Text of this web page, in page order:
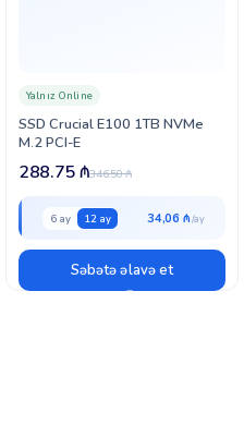
SSD Crucial E100 1TB NVMe
M.2 PCI-E
Yalnız Online
346.50₼
288.75₼
6 ay 12 ay 34,06 ₼
Səbətə əlavə et